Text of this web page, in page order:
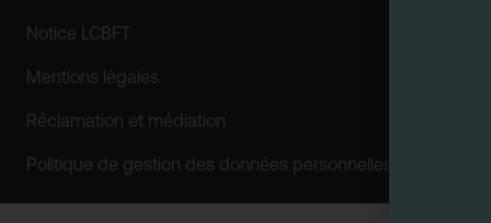
Notice LCBFT
Mentions légales
Réclamation et médiation
Politique de gestion des données personnelles